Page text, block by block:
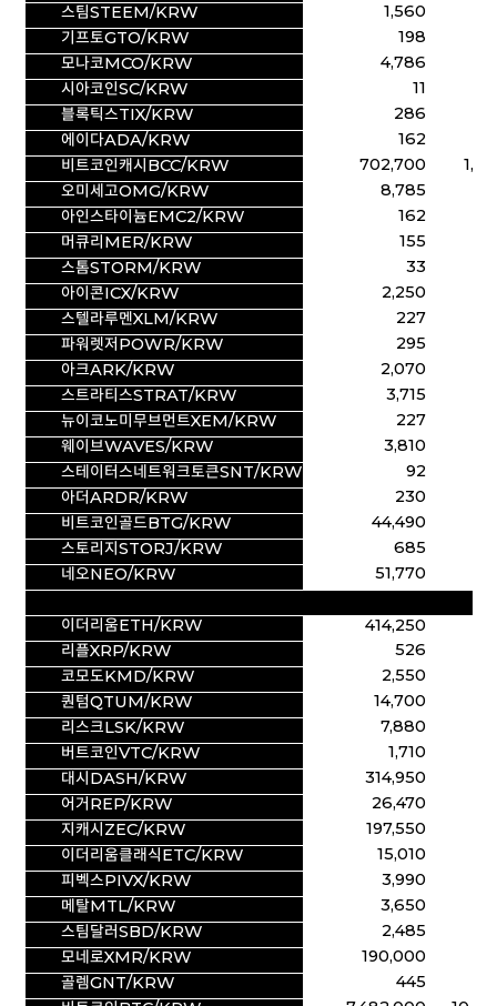
스팀STEEM/KRW
1,560
기프토GTO/KRW
198
모나코MCO/KRW
4,786
시아코인SC/KRW
11
블록틱스TIX/KRW
286
에이다ADA/KRW
162
비트코인캐시BCC/KRW
702,700
오미세고OMG/KRW
8,785
아인스타이늄EMC2/KRW
162
머큐리MER/KRW
155
스톰STORM/KRW
33
아이콘ICX/KRW
2,250
스텔라루멘XLM/KRW
227
파워렛저POWR/KRW
295
아크ARK/KRW
2,070
스트라티스STRAT/KRW
3,715
뉴이코노미무브먼트XEM/KRW
227
웨이브WAVES/KRW
3,810
스테이터스네트워크토큰SNT/KRW
92
아더ARDR/KRW
230
비트코인골드BTG/KRW
44,490
스토리지STORJ/KRW
685
네오NEO/KRW
51,770
이더리움ETH/KRW 414,250
리플XRP/KRW
526
코모도KMD/KRW
2,550
퀀텀QTUM/KRW
14,700
리스크LSK/KRW
7,880
버트코인VTC/KRW
1,710
대시DASH/KRW
314,950
어거REP/KRW
26,470
지캐시ZEC/KRW
197,550
이더리움클래식ETC/KRW
15,010
피벡스PIVX/KRW
3,990
메탈MTL/KRW
3,650
스팀달러SBD/KRW
2,485
모네로XMR/KRW
190,000
골렘GNT/KRW
445